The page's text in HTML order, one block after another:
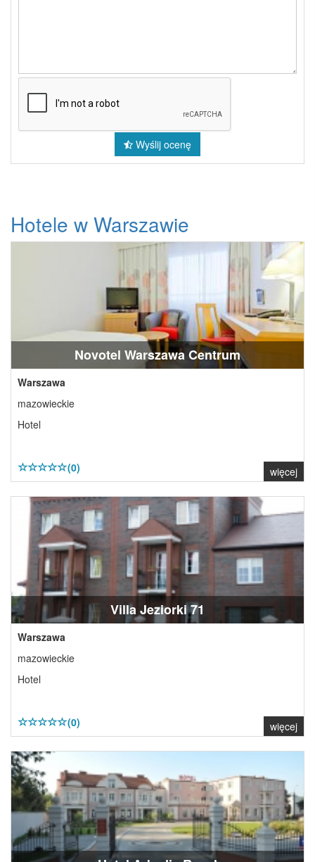
Wyślij ocenę
Hotele w Warszawie
Novotel Warszawa Centrum
Warszawa
mazowieckie
Hotel
(0) więcej
Villa Jeziorki 71
Warszawa
mazowieckie
Hotel
(0) więcej